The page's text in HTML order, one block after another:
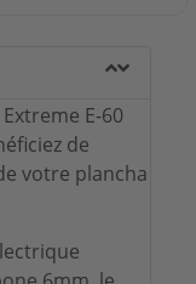
E-60
de
votre plancha